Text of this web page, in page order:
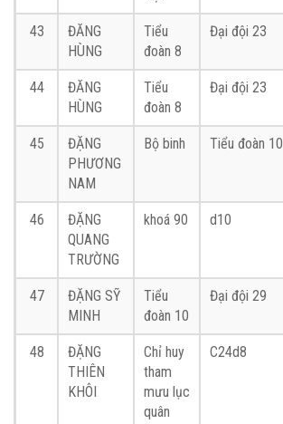
43
ĐĂNG
HÙNG
Tiểu
đoàn 8
Đại đội 23
44
ĐĂNG
HÙNG
Tiểu
đoàn 8
Đại đội 23
45
ĐẶNG
PHƯƠNG
NAM
Bộ binh Tiểu đoàn 10
46
ĐẶNG
QUANG
TRƯỜNG
khoá 90 d10
47
ĐẶNG SỸ
MINH
Tiểu
đoàn 10
Đại đội 29
48
ĐẶNG
THIÊN
KHÔI
Chỉ huy
tham
mưu lục
quân
C24d8